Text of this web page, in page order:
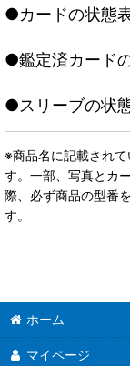
●カードの状態
●鑑定済カード
●スリーブの状
※商品名に記載され
す。一部、写真とカ
際、必ず商品の型番
す。
ホーム
マイページ